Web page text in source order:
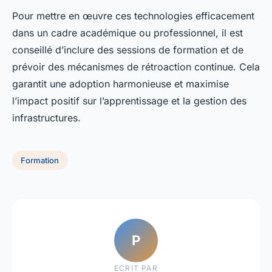
Pour mettre en œuvre ces technologies efficacement
dans un cadre académique ou professionnel, il est
conseillé d’inclure des sessions de formation et de
prévoir des mécanismes de rétroaction continue. Cela
garantit une adoption harmonieuse et maximise
l’impact positif sur l’apprentissage et la gestion des
infrastructures.
Formation
P
ECRIT PAR